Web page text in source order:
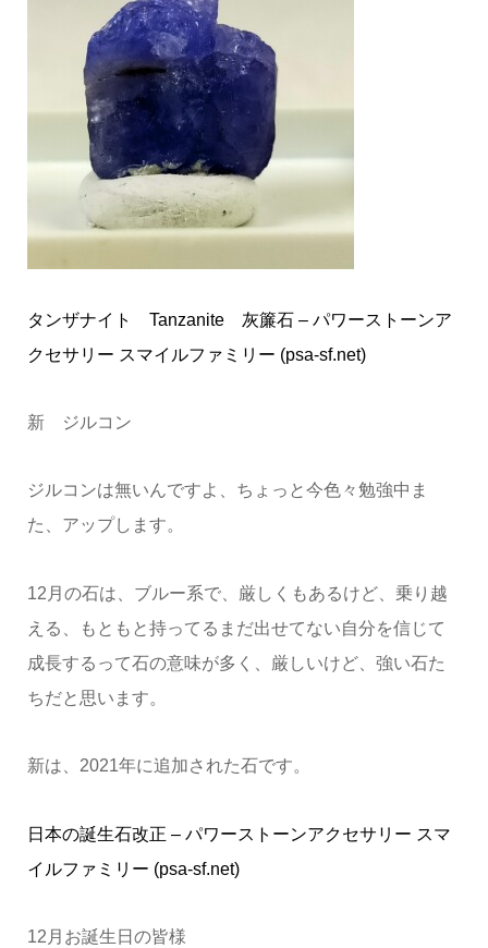
タンザナイト Tanzanite 灰簾石 – パワーストーンア
クセサリー スマイルファミリー (psa-sf.net)
新 ジルコン
ジルコンは無いんですよ、ちょっと今色々勉強中ま
た、アップします。
12月の石は、ブルー系で、厳しくもあるけど、乗り越
える、もともと持ってるまだ出せてない自分を信じて
成長するって石の意味が多く、厳しいけど、強い石た
ちだと思います。
新は、2021年に追加された石です。
日本の誕生石改正 – パワーストーンアクセサリー スマ
イルファミリー (psa-sf.net)
12月お誕生日の皆様